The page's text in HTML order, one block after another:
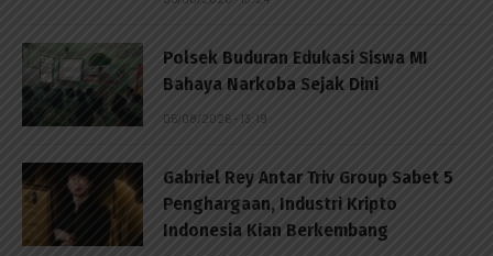
Polsek Buduran Edukasi Siswa MI
Bahaya Narkoba Sejak Dini
05/08/2026 - 13:19
Gabriel Rey Antar Triv Group Sabet 5
Penghargaan, Industri Kripto
Indonesia Kian Berkembang